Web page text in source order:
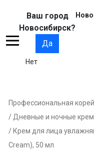
Ваш город
Новосибирск?
Да
Нет
Профессиональная
/ Дневные и ночные
/ Крем для лица
Cream), 50 мл